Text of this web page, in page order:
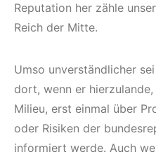
Reputation her zähle
Reich der Mitte.
Umso unverständlicher
dort, wenn er
Milieu, erst einmal über
oder Risiken der
informiert werde. Auch